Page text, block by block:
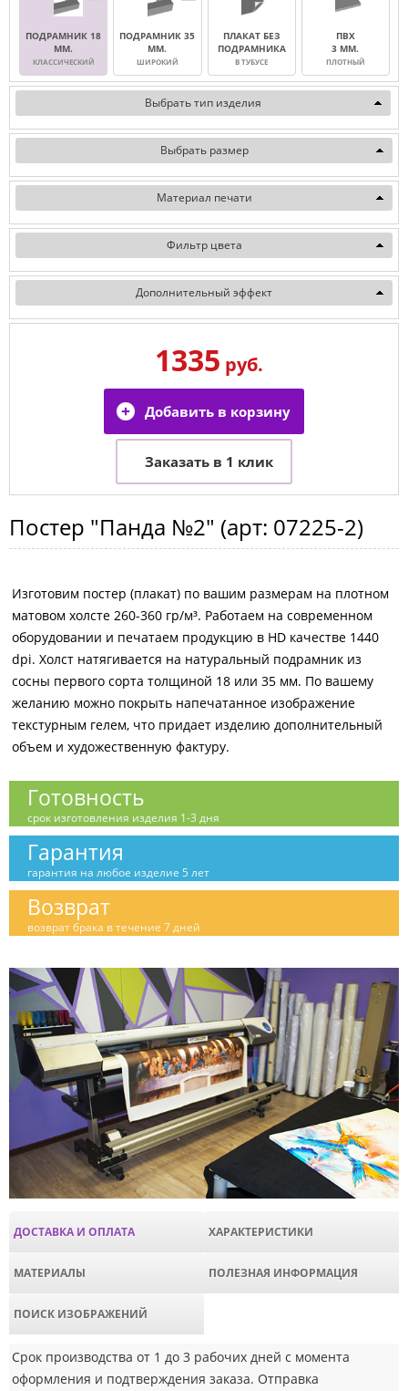
ПОДРАМНИК 18
ММ.
КЛАССИЧЕСКИЙ
ПОДРАМНИК 35
ММ.
ШИРОКИЙ
ПЛАКАТ БЕЗ
ПОДРАМНИКА
В ТУБУСЕ
ПВХ
3 ММ.
ПЛОТНЫЙ
Выбрать тип изделия
Выбрать размер
Материал печати
Фильтр цвета
Дополнительный эффект
1335 руб.
Постер "Панда №2" (арт: 07225-2)
Изготовим постер (плакат) по вашим размерам на плотном
матовом холсте 260-360 гр/м³. Работаем на современном
оборудовании и печатаем продукцию в HD качестве 1440
dpi. Холст натягивается на натуральный подрамник из
сосны первого сорта толщиной 18 или 35 мм. По вашему
желанию можно покрыть напечатанное изображение
текстурным гелем, что придает изделию дополнительный
объем и художественную фактуру.
Готовность
срок изготовления изделия 1-3 дня
Гарантия
гарантия на любое изделие 5 лет
Возврат
возврат брака в течение 7 дней
ДОСТАВКА И ОПЛАТА ХАРАКТЕРИСТИКИ
МАТЕРИАЛЫ ПОЛЕЗНАЯ ИНФОРМАЦИЯ
ПОИСК ИЗОБРАЖЕНИЙ
Срок производства от 1 до 3 рабочих дней с момента
оформления и подтверждения заказа. Отправка